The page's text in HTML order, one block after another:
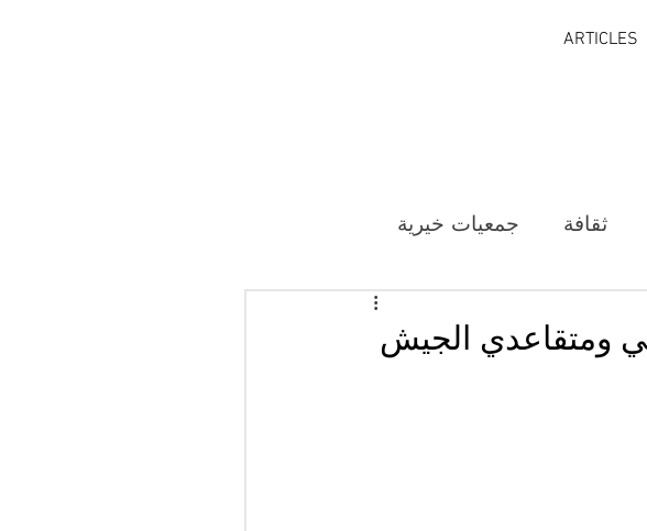
ARTICLES
ثقافة جمعيات خيرية